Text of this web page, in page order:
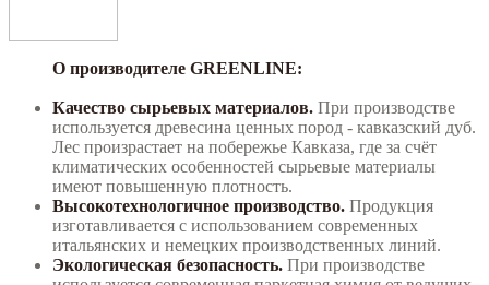
О производителе GREENLINE:
Качество сырьевых материалов. При производстве
используется древесина ценных пород - кавказский дуб.
Лес произрастает на побережье Кавказа, где за счёт
климатических особенностей сырьевые материалы
имеют повышенную плотность.
Высокотехнологичное производство. Продукция
изготавливается с использованием современных
итальянских и немецких производственных линий.
Экологическая безопасность. При производстве